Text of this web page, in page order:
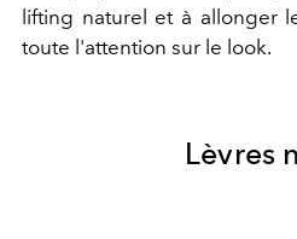
lifting naturel et à allonger
toute l'attention sur le look.
Lèvres